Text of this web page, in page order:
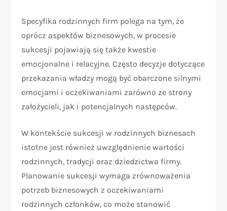
Specyfika rodzinnych firm polega na tym, że
oprócz aspektów biznesowych, w procesie
sukcesji pojawiają się także kwestie
emocjonalne i relacyjne. Często decyzje dotyczące
przekazania władzy mogą być obarczone silnymi
emocjami i oczekiwaniami zarówno ze strony
założycieli, jak i potencjalnych następców.
W kontekście sukcesji w rodzinnych biznesach
istotne jest również uwzględnienie wartości
rodzinnych, tradycji oraz dziedzictwa firmy.
Planowanie sukcesji wymaga zrównoważenia
potrzeb biznesowych z oczekiwaniami
rodzinnych członków, co może stanowić